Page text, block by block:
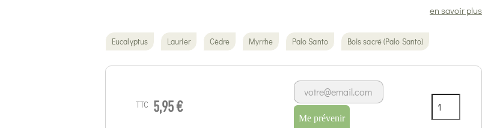
en savoir plus
Eucalyptus Laurier Cèdre Myrrhe Palo Santo Bois sacré (Palo Santo)
TTC 5,95 €
Me prévenir